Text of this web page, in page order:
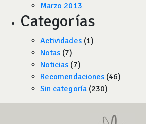
Marzo 2013
Categorías
Actividades (1)
Notas (7)
Noticias (7)
Recomendaciones (46)
Sin categoría (230)